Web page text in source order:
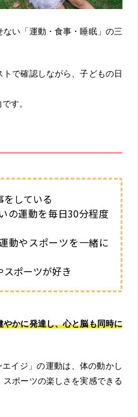
い「運動・食事・睡眠」の三
で確認しながら、子どもの日
す。
している
運動を毎日30分程度
やスポーツを一緒に
ポーツが好き
かに発達し、心と脳も同時に
イジ」の運動は、体の動かし
ポーツの楽しさを実感できる